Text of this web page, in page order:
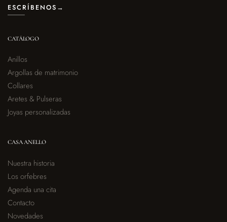
ESCRÍBENOS →
CATÁLOGO
Anillos
Argollas de matrimonio
Collares
Aretes & Pulseras
Joyas personalizadas
CASA ANELLO
Nuestra historia
Los orfebres
Agenda una cita
Contacto
Novedades